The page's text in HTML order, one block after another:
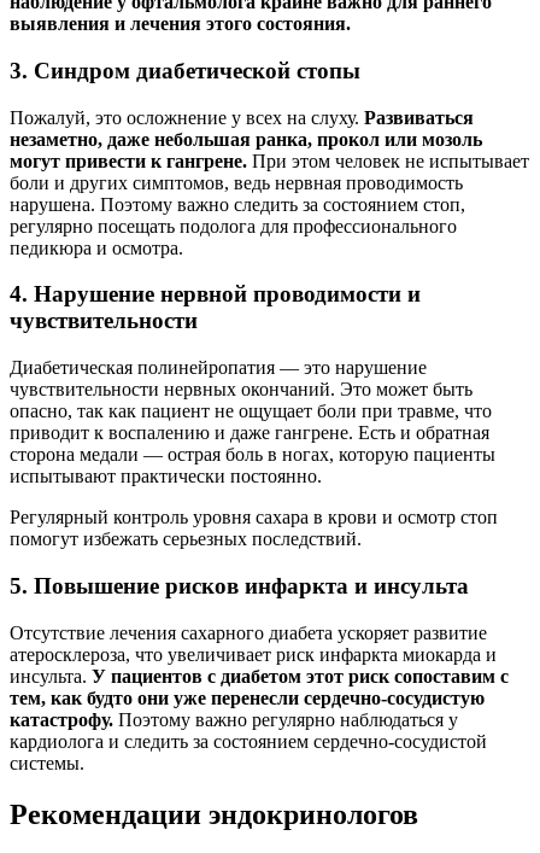
выявления и лечения этого состояния.
3. Синдром диабетической стопы
Пожалуй, это осложнение у всех на слуху. Развиваться
незаметно, даже небольшая ранка, прокол или мозоль
могут привести к гангрене. При этом человек не испытывает
боли и других симптомов, ведь нервная проводимость
нарушена. Поэтому важно следить за состоянием стоп,
регулярно посещать подолога для профессионального
педикюра и осмотра.
4. Нарушение нервной проводимости и
чувствительности
Диабетическая полинейропатия — это нарушение
чувствительности нервных окончаний. Это может быть
опасно, так как пациент не ощущает боли при травме, что
приводит к воспалению и даже гангрене. Есть и обратная
сторона медали — острая боль в ногах, которую пациенты
испытывают практически постоянно.
Регулярный контроль уровня сахара в крови и осмотр стоп
помогут избежать серьезных последствий.
5. Повышение рисков инфаркта и инсульта
Отсутствие лечения сахарного диабета ускоряет развитие
атеросклероза, что увеличивает риск инфаркта миокарда и
инсульта. У пациентов с диабетом этот риск сопоставим с
тем, как будто они уже перенесли сердечно-сосудистую
катастрофу. Поэтому важно регулярно наблюдаться у
кардиолога и следить за состоянием сердечно-сосудистой
системы.
Рекомендации эндокринологов